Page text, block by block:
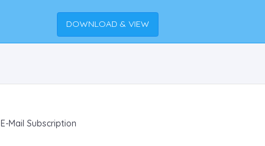
DOWNLOAD & VIEW
E-Mail Subscription